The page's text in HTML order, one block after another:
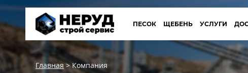
ПЕСОК ЩЕБЕНЬ УСЛУГИ
Главная>Компания